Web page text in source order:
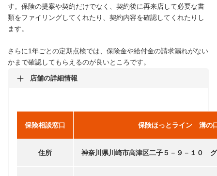
す。保険の提案や契約だけでなく、契約後に再来店して必要な書
類をファイリングしてくれたり、契約内容を確認してくれたりし
ます。
さらに1年ごとの定期点検では、保険金や給付金の請求漏れがない
かまで確認してもらえるのが良いところです。
店舗の詳細情報
保険相談窓口 保険ほっとライン 溝の
住所 神奈川県川崎市高津区二子５－９－１０